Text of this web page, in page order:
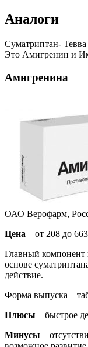
Аналоги
Суматриптан- Тевва
Это Амигренин и
Амигренина
ОАО Верофарм,
Цена – от 208 до
Главный компонент
основе
действие.
Форма выпуска –
Плюсы – быстрое
Минусы –